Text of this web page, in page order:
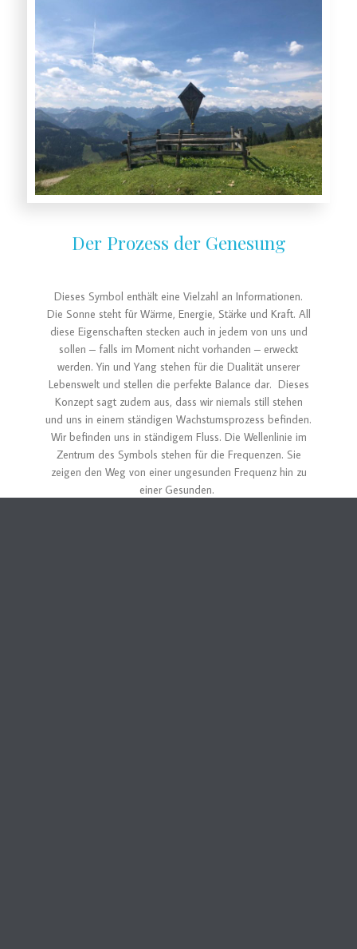
Der Prozess der Genesung
Dieses Symbol enthält eine Vielzahl an Informationen.
Die Sonne steht für Wärme, Energie, Stärke und Kraft. All
diese Eigenschaften stecken auch in jedem von uns und
sollen – falls im Moment nicht vorhanden – erweckt
werden. Yin und Yang stehen für die Dualität unserer
Lebenswelt und stellen die perfekte Balance dar. Dieses
Konzept sagt zudem aus, dass wir niemals still stehen
und uns in einem ständigen Wachstumsprozess befinden.
Wir befinden uns in ständigem Fluss. Die Wellenlinie im
Zentrum des Symbols stehen für die Frequenzen. Sie
zeigen den Weg von einer ungesunden Frequenz hin zu
einer Gesunden.